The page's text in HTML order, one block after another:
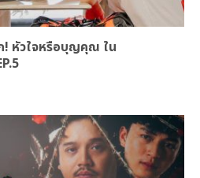
! หัวใจหรือบุญคุณ ใน